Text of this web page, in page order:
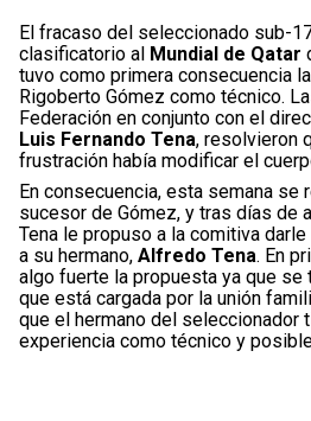
El fracaso del seleccionado sub-
clasificatorio al Mundial de Qatar
tuvo como primera consecuencia
Rigoberto Gómez como técnico.
Federación en conjunto con el
Luis Fernando Tena, resolvieron
frustración había modificar el
En consecuencia, esta semana se
sucesor de Gómez, y tras días de
Tena le propuso a la comitiva
a su hermano, Alfredo Tena. En
algo fuerte la propuesta ya que se
que está cargada por la unión
que el hermano del seleccionador
experiencia como técnico y